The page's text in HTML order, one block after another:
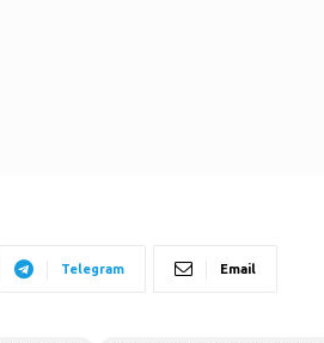
Telegram Email